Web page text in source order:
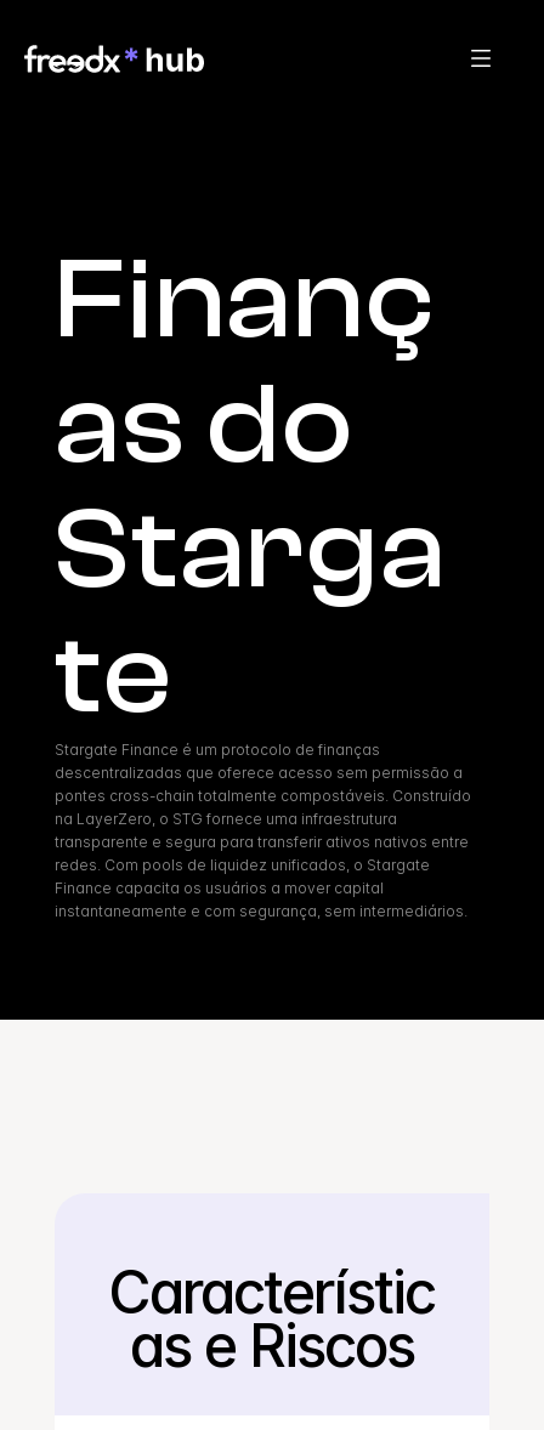
Finanç
as do
Starga
te
Stargate Finance é um protocolo de finanças
descentralizadas que oferece acesso sem permissão a
pontes cross-chain totalmente compostáveis. Construído
na LayerZero, o STG fornece uma infraestrutura
transparente e segura para transferir ativos nativos entre
redes. Com pools de liquidez unificados, o Stargate
Finance capacita os usuários a mover capital
instantaneamente e com segurança, sem intermediários.
Voltar
Característic
as e Riscos